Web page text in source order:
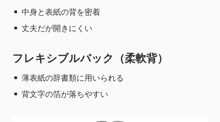
中身と表紙の背を密着
丈夫だが開きにくい
フレキシブルバック（柔軟背）
薄表紙の辞書類に用いられる
背文字の箔が落ちやすい